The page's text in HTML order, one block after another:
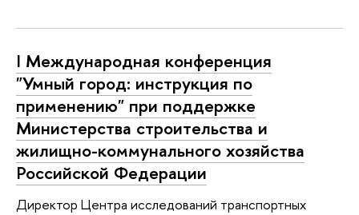
I Международная конференция
"Умный город: инструкция по
применению" при поддержке
Министерства строительства и
жилищно-коммунального хозяйства
Российской Федерации
Директор Центра исследований транспортных